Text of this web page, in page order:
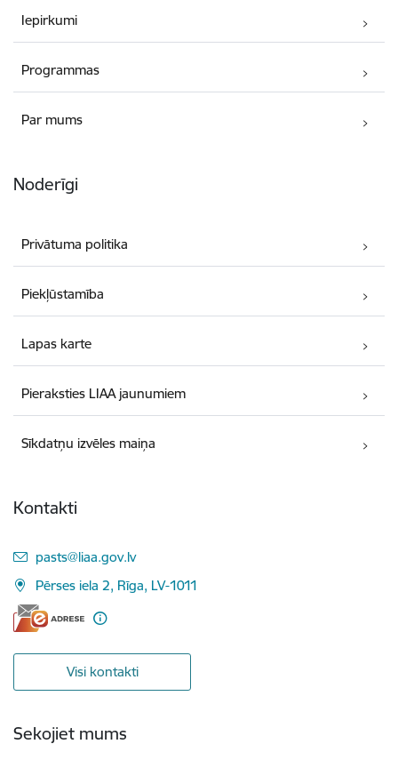
Iepirkumi
Programmas
Par mums
Noderīgi
Privātuma politika
Piekļūstamība
Lapas karte
Pieraksties LIAA jaunumiem
Sīkdatņu izvēles maiņa
Kontakti
E-pasts:
pasts@liaa.gov.lv
Pērses iela 2, Rīga, LV-1011
Visi kontakti
Sekojiet mums